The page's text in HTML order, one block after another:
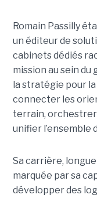
Romain Passilly
un éditeur de
cabinets dédiés
mission au sein
la stratégie pour
connecter les
terrain,
unifier l’ensemble
Sa carrière,
marquée par sa
développer des